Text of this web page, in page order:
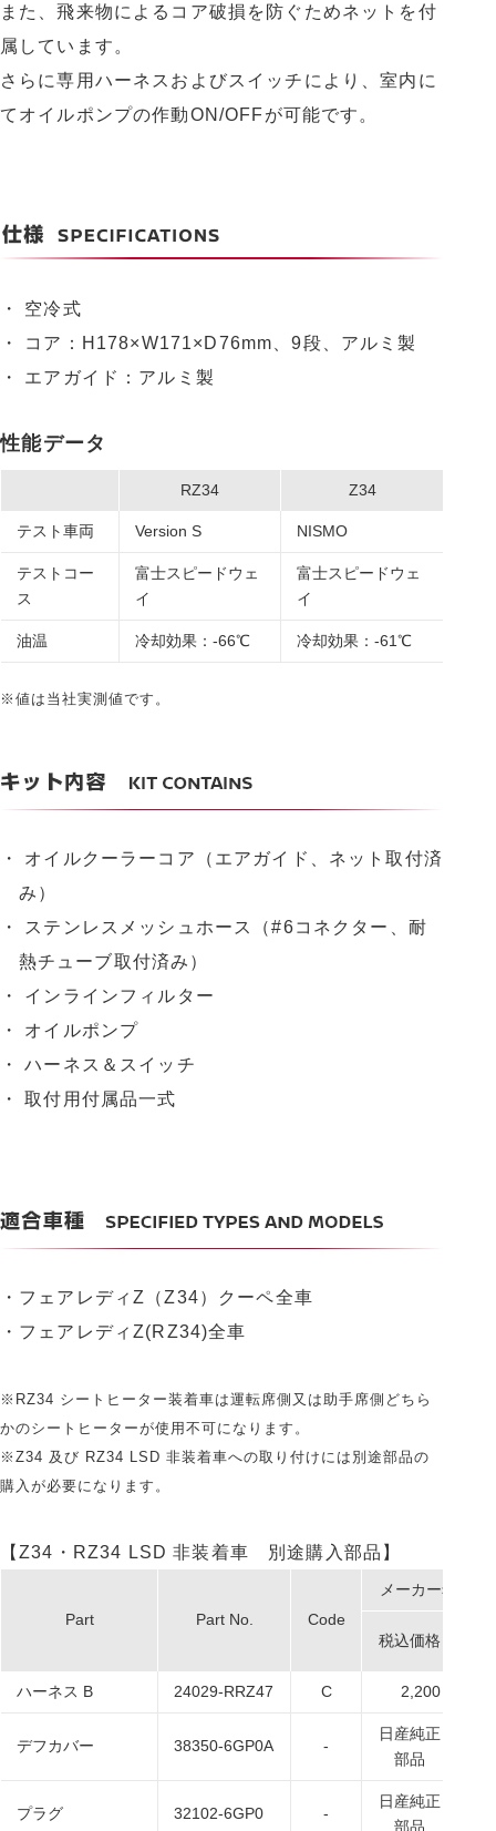
また、飛来物によるコア破損を防ぐためネットを付
属しています。
さらに専用ハーネスおよびスイッチにより、室内に
てオイルポンプの作動ON/OFFが可能です。
・ 空冷式
・ コア：H178×W171×D76mm、9段、アルミ製
・ エアガイド：アルミ製
性能データ
RZ34 Z34
テスト車両 Version S NISMO
テストコー
ス
富士スピードウェ
イ
富士スピードウェ
イ
油温 冷却効果：-66℃ 冷却効果：-61℃
※値は当社実測値です。
・ オイルクーラーコア（エアガイド、ネット取付済
み）
・ ステンレスメッシュホース（#6コネクター、耐
熱チューブ取付済み）
・ インラインフィルター
・ オイルポンプ
・ ハーネス＆スイッチ
・ 取付用付属品一式
・フェアレディZ（Z34）クーペ全車
・フェアレディZ(RZ34)全車
※RZ34 シートヒーター装着車は運転席側又は助手席側どちら
かのシートヒーターが使用不可になります。
※Z34 及び RZ34 LSD 非装着車への取り付けには別途部品の
購入が必要になります。
【Z34・RZ34 LSD 非装着車 別途購入部品】
Part Part No. Code
メーカー希望小
税込価格
ハーネス B 24029-RRZ47 C 2,200
デフカバー 38350-6GP0A -
日産純正
部品
プラグ 32102-6GP0 -
日産純正
部品